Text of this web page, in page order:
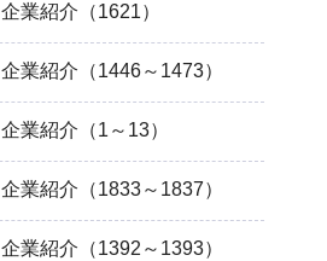
企業紹介（1621）
企業紹介（1446～1473）
企業紹介（1～13）
企業紹介（1833～1837）
企業紹介（1392～1393）